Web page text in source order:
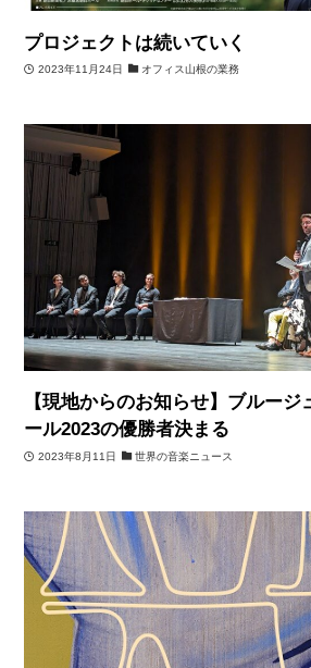
プロジェクトは続いていく
2023年11月24日 オフィス山根の業務
【現地からのお知らせ】ブルージ
ール2023の優勝者決まる
2023年8月11日 世界の音楽ニュース